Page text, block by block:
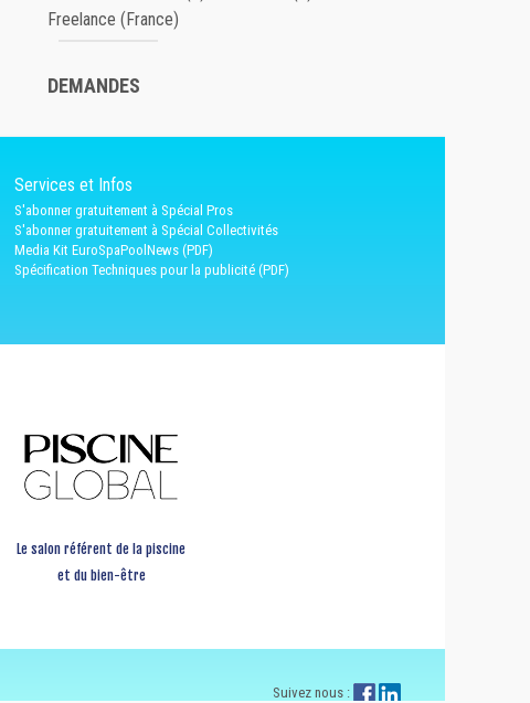
Freelance (France)
DEMANDES
Services et Infos
S'abonner gratuitement à Spécial Pros
S'abonner gratuitement à Spécial Collectivités
Media Kit EuroSpaPoolNews (PDF)
Spécification Techniques pour la publicité (PDF)
Le salon référent de la piscine
et du bien-être
Suivez nous :